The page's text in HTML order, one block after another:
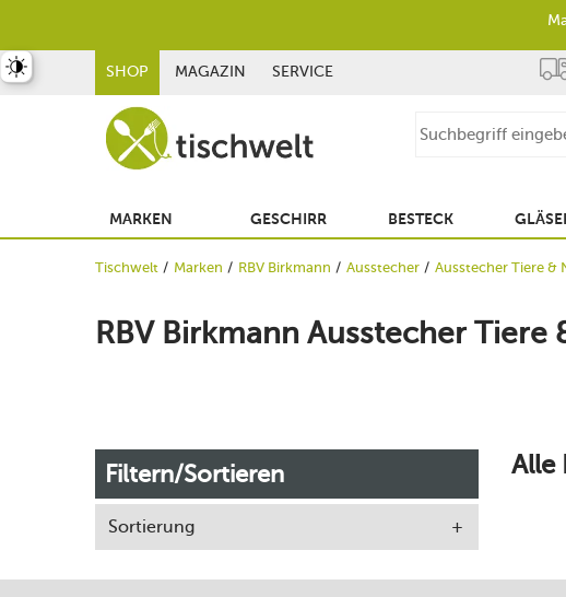
SHOP MAGAZIN SERVICE
MARKEN GESCHIRR BESTECK
Tischwelt Marken RBV Birkmann Ausstecher Ausstecher Tiere &
RBV Birkmann Ausstecher Tiere
Filtern/Sortieren
Sortierung
Alle
umschalten